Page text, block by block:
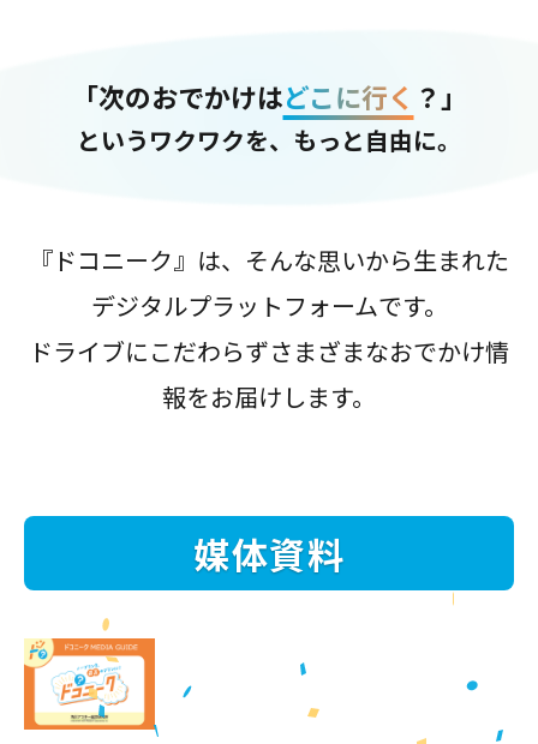
「次のおでかけはどこに行く ？」
というワクワクを、もっと自由に。
『ドコニーク』は、そんな思いから生まれた
デジタルプラットフォームです。
ドライブにこだわらずさまざまなおでかけ情
報をお届けします。
媒体資料